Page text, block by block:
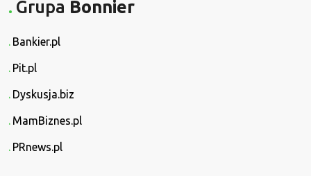
Grupa Bonnier
Bankier.pl
Pit.pl
Dyskusja.biz
MamBiznes.pl
PRnews.pl